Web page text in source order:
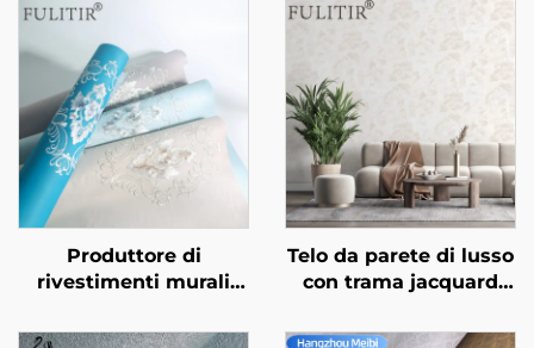
Produttore di
rivestimenti murali
- Rivestimenti murali
Telo da parete di lusso
con trama jacquard
jacquard raffinata per